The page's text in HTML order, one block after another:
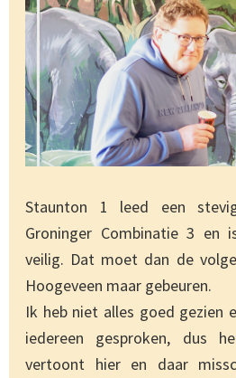
Staunton 1 leed een
Groninger Combinatie 3 en
veilig. Dat moet dan de
Hoogeveen maar gebeuren.
Ik heb niet alles goed gezien
iedereen gesproken, dus
vertoont hier en daar